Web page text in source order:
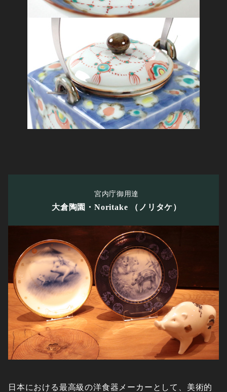
宮内庁御用達
大倉陶園・Noritake
（ノリタケ）
日本における最高級の洋食器メーカーとして、美術的